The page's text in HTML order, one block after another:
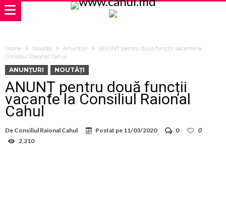
Home Noutăți Anunțuri
ANUNȚ pentru două funcții vacante la
Consiliul Raional Cahul
ANUNȚURI NOUTĂȚI
ANUNȚ pentru două funcții
vacante la Consiliul Raional
Cahul
De Consiliul Raional Cahul Postat pe 11/03/2020 0
0
2,210